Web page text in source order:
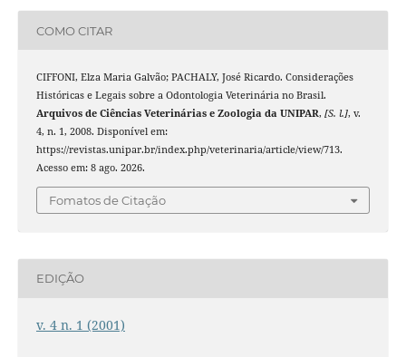
COMO CITAR
CIFFONI, Elza Maria Galvão; PACHALY, José Ricardo. Considerações
Históricas e Legais sobre a Odontologia Veterinária no Brasil.
Arquivos de Ciências Veterinárias e Zoologia da UNIPAR, [S. l.], v.
4, n. 1, 2008. Disponível em:
https://revistas.unipar.br/index.php/veterinaria/article/view/713.
Acesso em: 8 ago. 2026.
Fomatos de Citação
EDIÇÃO
v. 4 n. 1 (2001)